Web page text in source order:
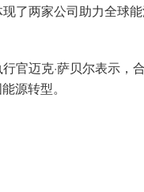
了两家公司助力全球
官迈克·萨贝尔表示，
源转型。